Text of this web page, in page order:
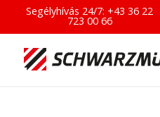
Segélyhívás 24/7:+43 36 22
723 00 66